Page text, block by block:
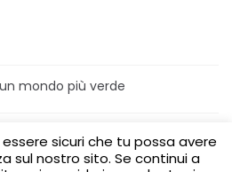
mondo più verde
Turismo sostenibile
Visite per le scuole
aziende Media Partner
sicuri che tu possa avere
sul nostro sito. Se continui a